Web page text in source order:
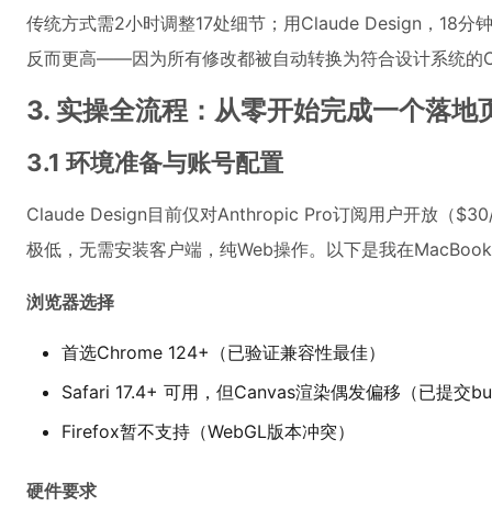
传统方式需2小时调整17处细节；用Claude Design，18分
反而更高——因为所有修改都被自动转换为符合设计系统的
3. 实操全流程：从零开始完成一个落地
3.1 环境准备与账号配置
Claude Design目前仅对Anthropic Pro订阅用户开放（
极低，无需安装客户端，纯Web操作。以下是我在
浏览器选择
首选Chrome 124+（已验证兼容性最佳）
Safari 17.4+ 可用，但Canvas渲染偶发偏移（已提交
Firefox暂不支持（WebGL版本冲突）
硬件要求